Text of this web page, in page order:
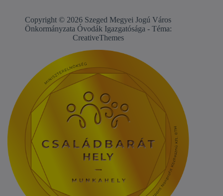
Copyright © 2026 Szeged Megyei Jogú Város
Önkormányzata Óvodák Igazgatósága - Téma:
CreativeThemes